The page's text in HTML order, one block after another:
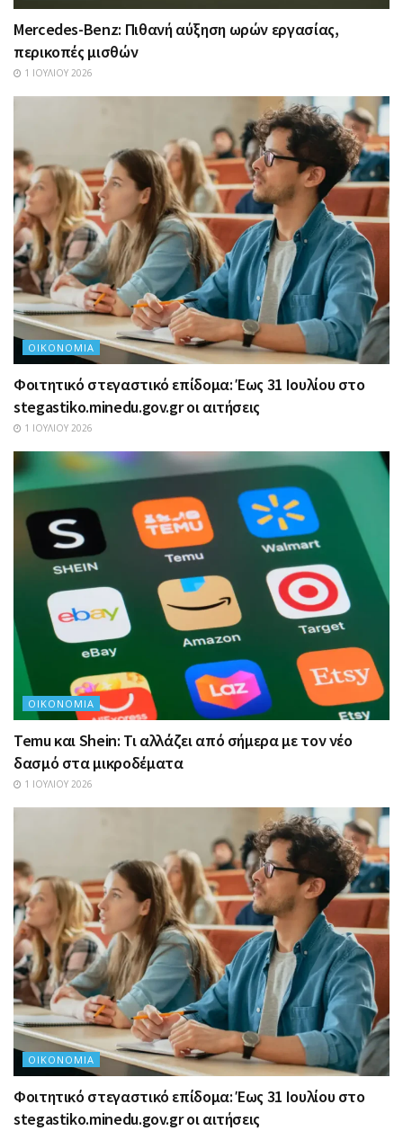
Mercedes-Benz: Πιθανή αύξηση ωρών εργασίας,
περικοπές μισθών
1 ΙΟΥΛΊΟΥ 2026
ΟΙΚΟΝΟΜΊΑ
Φοιτητικό στεγαστικό επίδομα: Έως 31 Ιουλίου στο
stegastiko.minedu.gov.gr οι αιτήσεις
1 ΙΟΥΛΊΟΥ 2026
ΟΙΚΟΝΟΜΊΑ
Temu και Shein: Τι αλλάζει από σήμερα με τον νέο
δασμό στα μικροδέματα
1 ΙΟΥΛΊΟΥ 2026
ΟΙΚΟΝΟΜΊΑ
Φοιτητικό στεγαστικό επίδομα: Έως 31 Ιουλίου στο
stegastiko.minedu.gov.gr οι αιτήσεις